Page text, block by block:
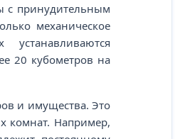
с принудительным
механическое
20 кубометров на
и имущества. Это
комнат. Например,